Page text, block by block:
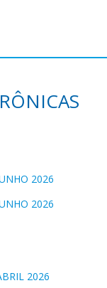
2026
2026
2026